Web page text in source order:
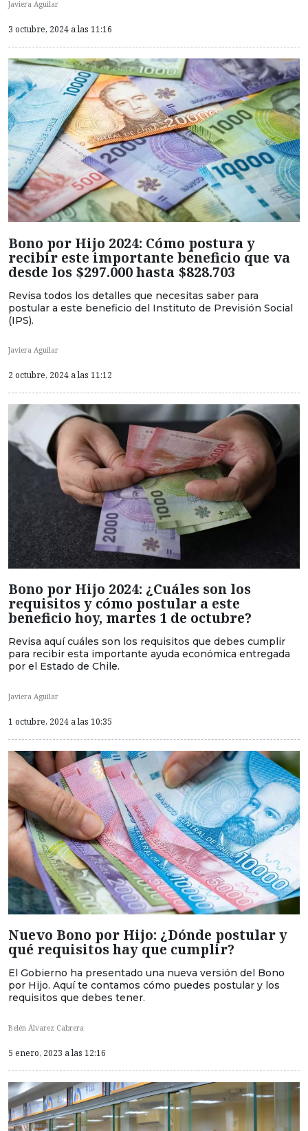
Javiera Aguilar
3 octubre, 2024 a las 11:16
Bono por Hijo 2024: Cómo postura y
recibir este importante beneficio que va
desde los $297.000 hasta $828.703
Revisa todos los detalles que necesitas saber para
postular a este beneficio del Instituto de Previsión Social
(IPS).
Javiera Aguilar
2 octubre, 2024 a las 11:12
Bono por Hijo 2024: ¿Cuáles son los
requisitos y cómo postular a este
beneficio hoy, martes 1 de octubre?
Revisa aquí cuáles son los requisitos que debes cumplir
para recibir esta importante ayuda económica entregada
por el Estado de Chile.
Javiera Aguilar
1 octubre, 2024 a las 10:35
Nuevo Bono por Hijo: ¿Dónde postular y
qué requisitos hay que cumplir?
El Gobierno ha presentado una nueva versión del Bono
por Hijo. Aquí te contamos cómo puedes postular y los
requisitos que debes tener.
Belén Álvarez Cabrera
5 enero, 2023 a las 12:16